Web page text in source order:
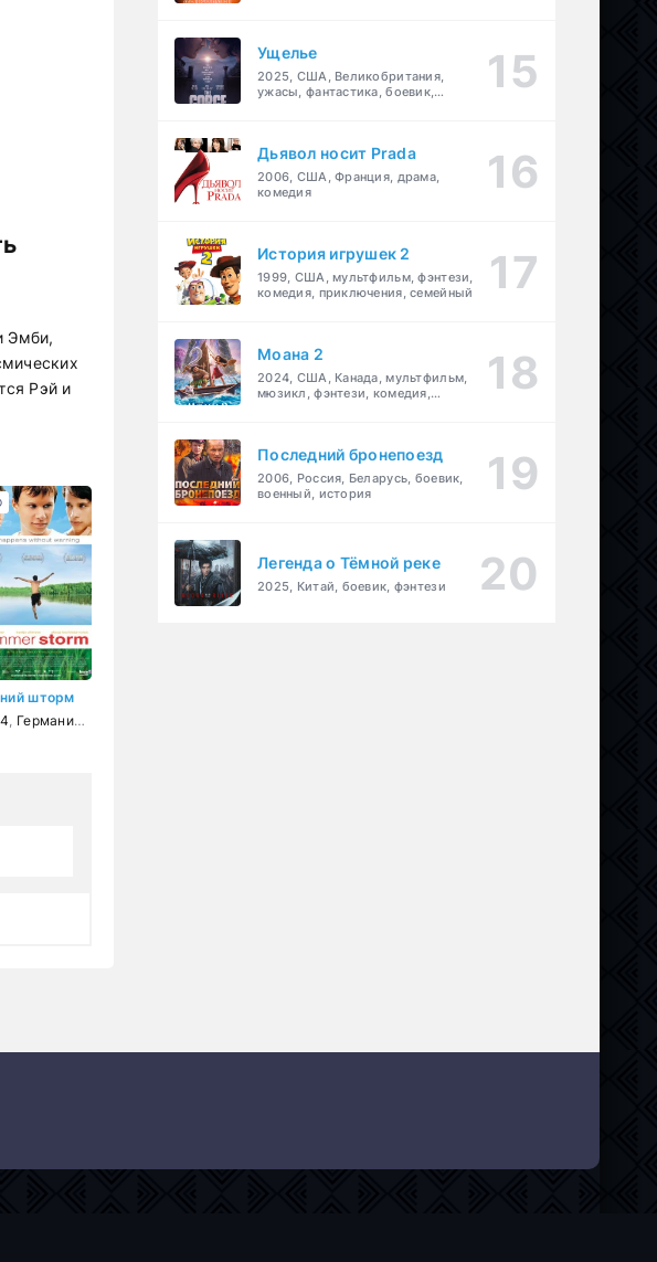
Эмби,
Рэй и
,детский
,триллер
шторм
Германия ,
Ущелье
2025, США, Великобритания,
ужасы, фантастика, боевик,
Дьявол носит Prada
2006, США, Франция, драма,
комедия
История игрушек 2
1999, США, мультфильм, фэнтези,
комедия, приключения, семейный
Моана 2
2024, США, Канада, мультфильм,
мюзикл, фэнтези, комедия,
Последний бронепоезд
2006, Россия, Беларусь, боевик,
военный, история
Легенда о Тёмной реке
2025, Китай, боевик, фэнтези